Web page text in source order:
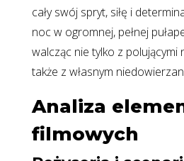
cały swój spryt, siłę i
noc w ogromnej, pełnej
walcząc nie tylko z polującymi
także z własnym
Analiza
filmowych